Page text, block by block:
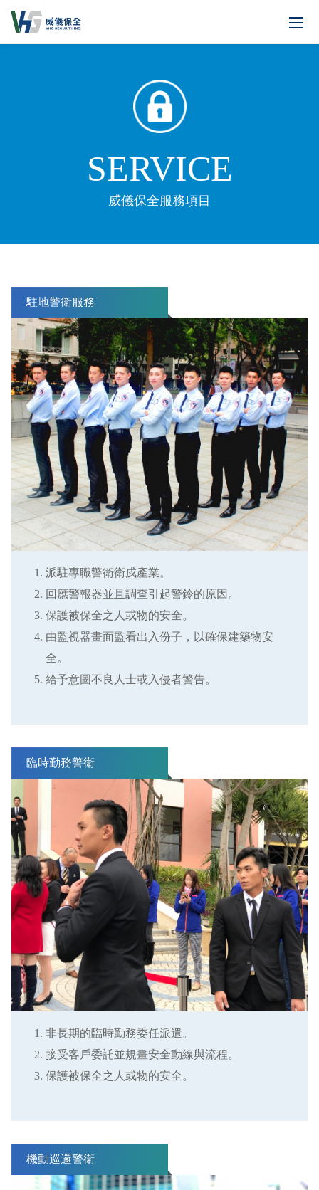
SERVICE
威儀保全服務項目
駐地警衛服務
派駐專職警衛衛戍產業。
回應警報器並且調查引起警鈴的原因。
保護被保全之人或物的安全。
由監視器畫面監看出入份子，以確保建築物安
全。
給予意圖不良人士或入侵者警告。
臨時勤務警衛
非長期的臨時勤務委任派遣。
接受客戶委託並規畫安全動線與流程。
保護被保全之人或物的安全。
機動巡邏警衛